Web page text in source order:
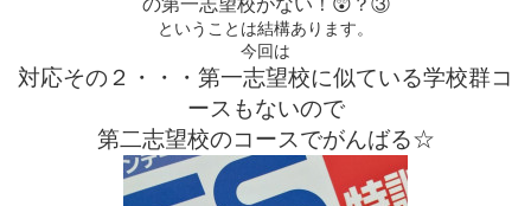
の第一志望校がない！ 😲 ？③
ということは結構あります。
今回は
対応その２・・・第一志望校に似ている学校群コ
ースもないので
第二志望校のコースでがんばる☆